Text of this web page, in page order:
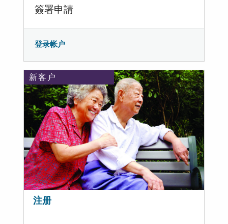
簽署申請
登录帐户
新客户
注册